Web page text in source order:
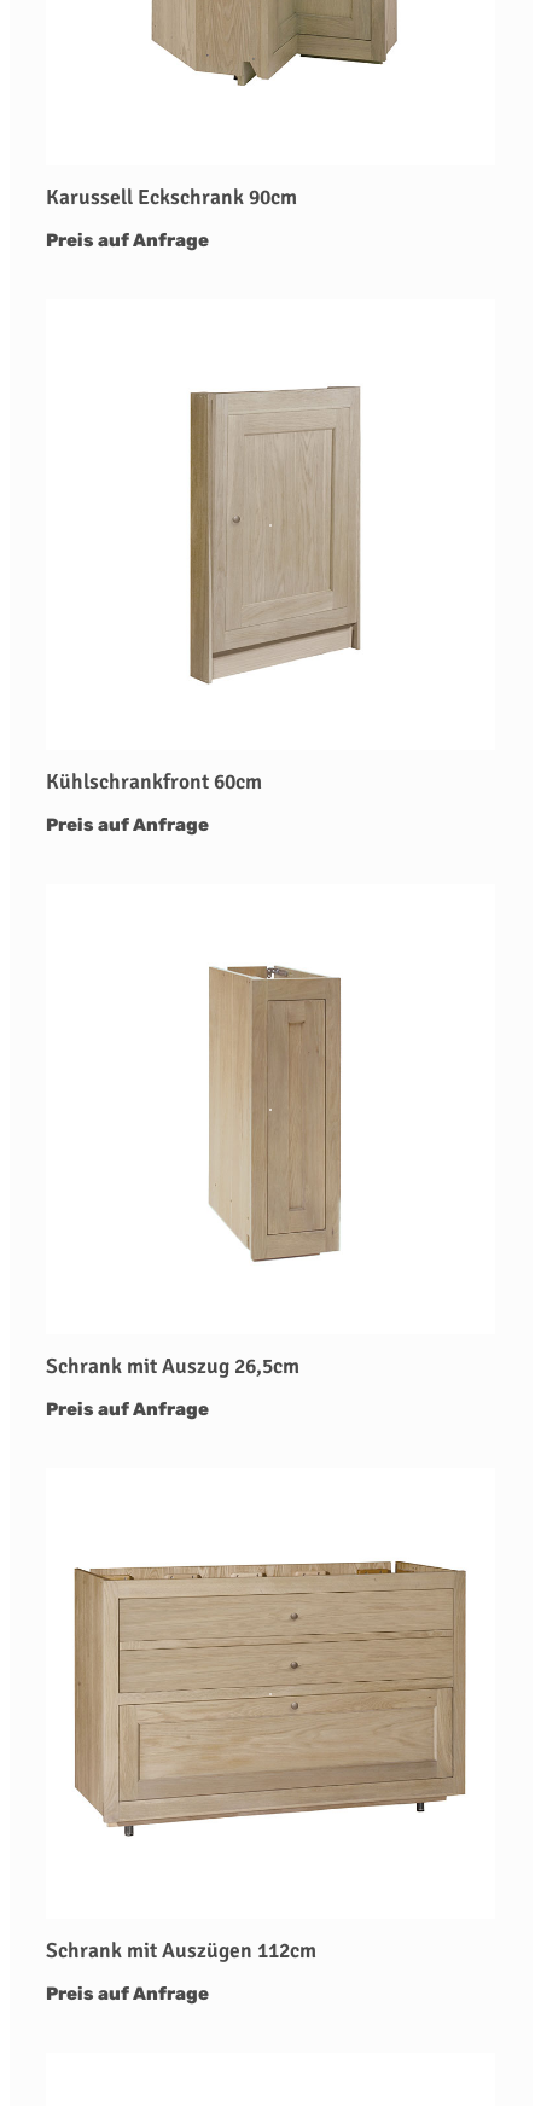
Karussell Eckschrank 90cm
Preis auf Anfrage
Kühlschrankfront 60cm
Preis auf Anfrage
Schrank mit Auszug 26,5cm
Preis auf Anfrage
Schrank mit Auszügen 112cm
Preis auf Anfrage